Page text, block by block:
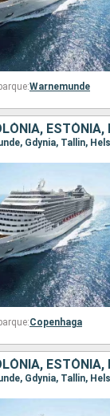
Warnemunde
Gdynia, Tallin,
Copenhaga
Gdynia, Tallin,